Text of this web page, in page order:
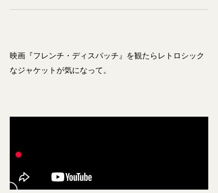
映画『フレンチ・ディスパッチ』を観たらレトロシック
なジャケットが気になって。